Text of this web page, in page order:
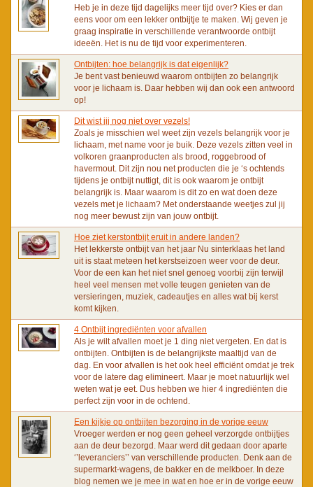
Heb je in deze tijd dagelijks meer tijd over? Kies er dan
eens voor om een lekker ontbijtje te maken. Wij geven je
graag inspiratie in verschillende verantwoorde ontbijt
ideeën. Het is nu de tijd voor experimenteren.
Ontbijten: hoe belangrijk is dat eigenlijk?
Je bent vast benieuwd waarom ontbijten zo belangrijk
voor je lichaam is. Daar hebben wij dan ook een antwoord
op!
Dit wist jij nog niet over vezels!
Zoals je misschien wel weet zijn vezels belangrijk voor je
lichaam, met name voor je buik. Deze vezels zitten veel in
volkoren graanproducten als brood, roggebrood of
havermout. Dit zijn nou net producten die je ‘s ochtends
tijdens je ontbijt nuttigt, dit is ook waarom je ontbijt
belangrijk is. Maar waarom is dit zo en wat doen deze
vezels met je lichaam? Met onderstaande weetjes zul jij
nog meer bewust zijn van jouw ontbijt.
Hoe ziet kerstontbijt eruit in andere landen?
Het lekkerste ontbijt van het jaar Nu sinterklaas het land
uit is staat meteen het kerstseizoen weer voor de deur.
Voor de een kan het niet snel genoeg voorbij zijn terwijl
heel veel mensen met volle teugen genieten van de
versieringen, muziek, cadeautjes en alles wat bij kerst
komt kijken.
4 Ontbijt ingrediënten voor afvallen
Als je wilt afvallen moet je 1 ding niet vergeten. En dat is
ontbijten. Ontbijten is de belangrijkste maaltijd van de
dag. En voor afvallen is het ook heel efficiënt omdat je trek
voor de latere dag elimineert. Maar je moet natuurlijk wel
weten wat je eet. Dus hebben we hier 4 ingrediënten die
perfect zijn voor in de ochtend.
Een kijkje op ontbijten bezorging in de vorige eeuw
Vroeger werden er nog geen geheel verzorgde ontbijtjes
aan de deur bezorgd. Maar werd dit gedaan door aparte
‘’leveranciers’’ van verschillende producten. Denk aan de
supermarkt-wagens, de bakker en de melkboer. In deze
blog nemen we je mee in wat en hoe er in de vorige eeuw